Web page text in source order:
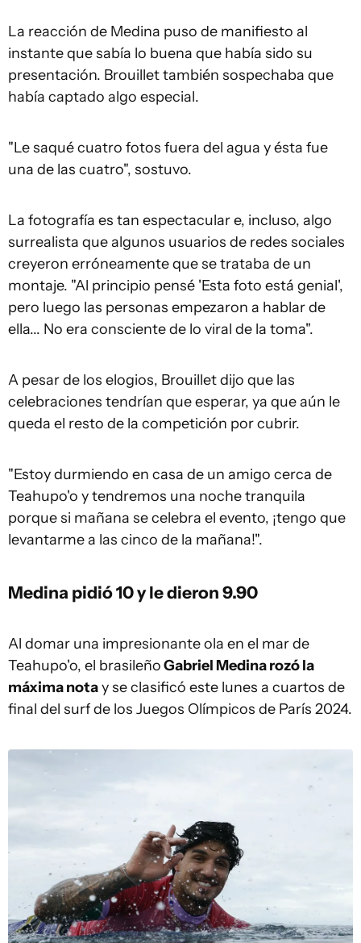
La reacción de Medina puso de manifiesto al
instante que sabía lo buena que había sido su
presentación. Brouillet también sospechaba que
había captado algo especial.
"Le saqué cuatro fotos fuera del agua y ésta fue
una de las cuatro", sostuvo.
La fotografía es tan espectacular e, incluso, algo
surrealista que algunos usuarios de redes sociales
creyeron erróneamente que se trataba de un
montaje. "Al principio pensé 'Esta foto está genial',
pero luego las personas empezaron a hablar de
ella... No era consciente de lo viral de la toma".
A pesar de los elogios, Brouillet dijo que las
celebraciones tendrían que esperar, ya que aún le
queda el resto de la competición por cubrir.
"Estoy durmiendo en casa de un amigo cerca de
Teahupo'o y tendremos una noche tranquila
porque si mañana se celebra el evento, ¡tengo que
levantarme a las cinco de la mañana!".
Medina pidió 10 y le dieron 9.90
Al domar una impresionante ola en el mar de
Teahupo'o, el brasileñoGabriel Medina rozó la
máxima notay se clasificó este lunes a cuartos de
final del surf de los Juegos Olímpicos de París 2024.